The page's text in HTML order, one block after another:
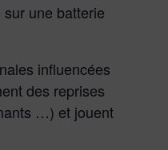
une batterie
influencées
des reprises
…) et jouent